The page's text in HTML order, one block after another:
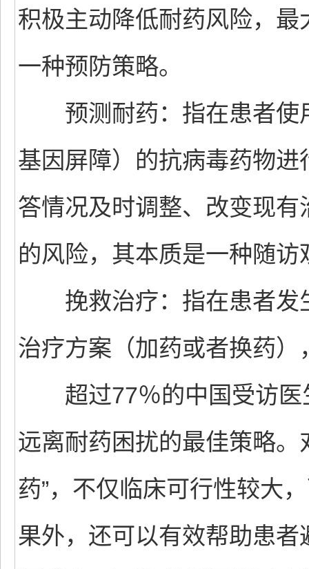
积极主动降低耐药风险，
一种预防策略。
预测耐药：指在患者使
基因屏障）的抗病毒药物
答情况及时调整、改变现
的风险，其本质是一种随访
挽救治疗：指在患者发
治疗方案（加药或者换药
超过77％的中国受访医
远离耐药困扰的最佳策略。
药”，不仅临床可行性较大
果外，还可以有效帮助患